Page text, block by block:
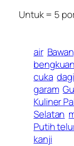
Untuk = 5
air
cuka
garam
Kuliner
Selatan
Putih
kanji